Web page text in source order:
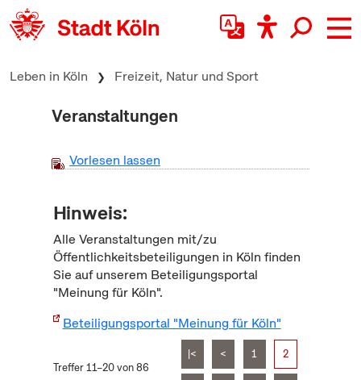
zum Inhalt springen
Leben in Köln Freizeit, Natur und Sport
Veranstaltungen
Vorlesen lassen
Hinweis:
Alle Veranstaltungen mit/zu
Öffentlichkeitsbeteiligungen in Köln finden
Sie auf unserem Beteiligungsportal
"Meinung für Köln".
Beteiligungsportal "Meinung für Köln"
Treffer 11–20 von 86
|< < 1 2